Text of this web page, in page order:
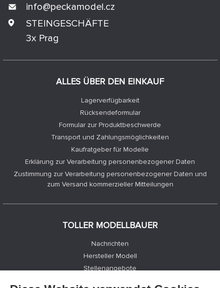
ALLES ÜBER DEN EINKAUF
Lagerverfügbarkeit
Rücksendeformular
Formular zur Produktbeschwerde
Transport und Zahlungsmöglichkeiten
Kaufratgeber für Modelle
Erklärung zur Verarbeitung personenbezogener Daten
Zustimmung zur Verarbeitung personenbezogener Daten und
zum Versand kommerzieller Mitteilungen
TOLLER MODELLBAUER
Nachrichten
Hersteller Modell
Stellenangebote
info@peckamodel.cz
STEINGESCHÄFTE
3x Prag